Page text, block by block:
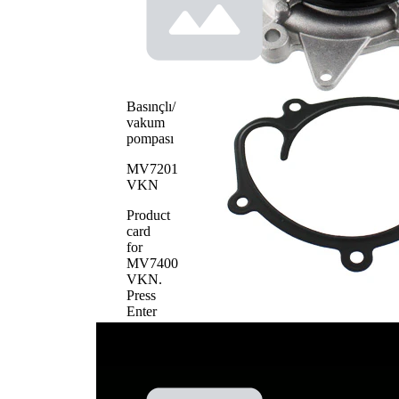
kayış
tahrikli
pompası
materyali
Basınçlı/
vakum
pompası
MV7201
VKN
Product
card
for
MV7400
VKN.
Press
Enter
to